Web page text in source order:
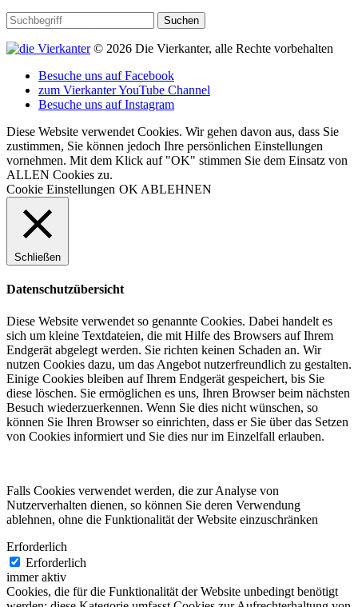
© 2026 Die Vierkanter, alle Rechte vorbehalten
Besuche uns auf Facebook
zum Vierkanter YouTube Channel
Besuche uns auf Instagram
Diese Website verwendet Cookies. Wir gehen davon aus, dass Sie
zustimmen, Sie können jedoch Ihre persönlichen Einstellungen
vornehmen. Mit dem Klick auf "OK" stimmen Sie dem Einsatz von
ALLEN Cookies zu.
Cookie Einstellungen OK ABLEHNEN
Schließen
Datenschutzübersicht
Diese Website verwendet so genannte Cookies. Dabei handelt es
sich um kleine Textdateien, die mit Hilfe des Browsers auf Ihrem
Endgerät abgelegt werden. Sie richten keinen Schaden an. Wir
nutzen Cookies dazu, um das Angebot nutzerfreundlich zu gestalten.
Einige Cookies bleiben auf Ihrem Endgerät gespeichert, bis Sie
diese löschen. Sie ermöglichen es uns, Ihren Browser beim nächsten
Besuch wiederzuerkennen. Wenn Sie dies nicht wünschen, so
können Sie Ihren Browser so einrichten, dass er Sie über das Setzen
von Cookies informiert und Sie dies nur im Einzelfall erlauben.
Falls Cookies verwendet werden, die zur Analyse von
Nutzerverhalten dienen, so können Sie deren Verwendung
ablehnen, ohne die Funktionalität der Website einzuschränken
Erforderlich
Erforderlich
immer aktiv
Cookies, die für die Funktionalität der Website unbedingt benötigt